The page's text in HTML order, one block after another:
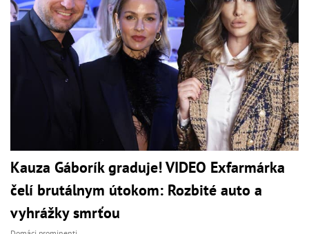
Kauza Gáborík graduje! VIDEO Exfarmárka
čelí brutálnym útokom: Rozbité auto a
vyhrážky smrťou